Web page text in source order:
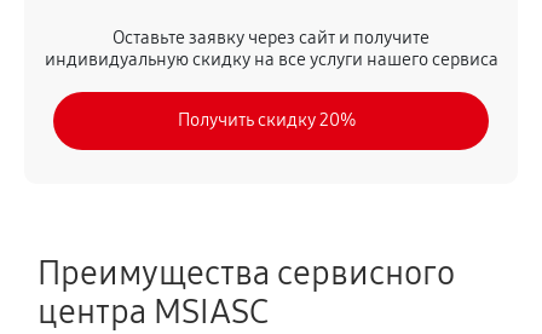
Оставьте заявку через сайт и получите
индивидуальную скидку на все услуги нашего сервиса
Получить скидку 20%
Преимущества сервисного
центра MSIASC